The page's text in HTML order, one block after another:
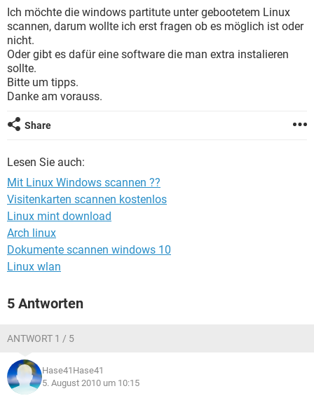
WHATSAPP
FACEBOOK HARDWARE
WINDOWS 10 INSTAGRAM
WHATSAPP
FACEBOOK
SPIELE STREAMING
ANDROID IOS
WINDOWS 10 INSTAGRAM
WHATSAPP
FACEBOOK
Ich möchte die windows partitute unter gebootetem Linux
scannen, darum wollte ich erst fragen ob es möglich ist oder
nicht.
Oder gibt es dafür eine software die man extra instalieren
sollte.
Bitte um tipps.
Danke am vorauss.
Share
Lesen Sie auch:
Mit Linux Windows scannen ??
Visitenkarten scannen kostenlos
Linux mint download
Arch linux
Dokumente scannen windows 10
Linux wlan
5 Antworten
ANTWORT 1 / 5
Hase41Hase41
5. August 2010 um 10:15